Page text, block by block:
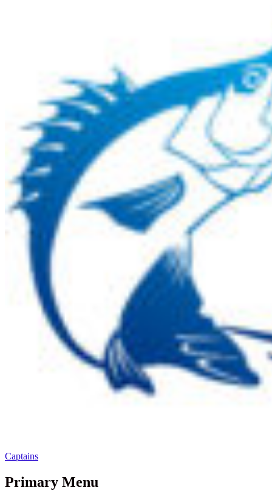
Captains
Primary Menu